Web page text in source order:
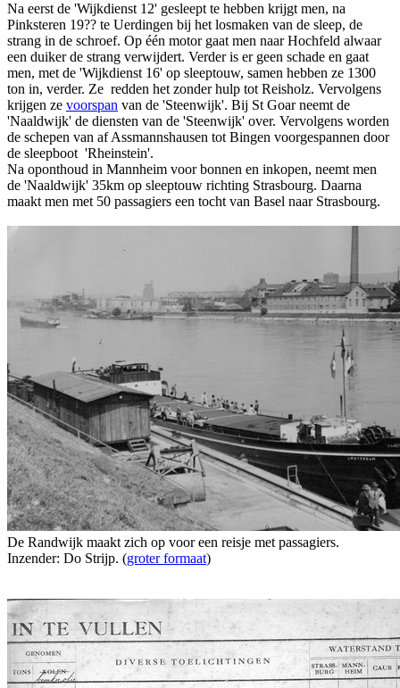
Na eerst de 'Wijkdienst 12' gesleept te hebben krijgt men, na
Pinksteren 19?? te Uerdingen bij het losmaken van de sleep, de
strang in de schroef. Op één motor gaat men naar Hochfeld alwaar
een duiker de strang verwijdert. Verder is er geen schade en gaat
men, met de 'Wijkdienst 16' op sleeptouw, samen hebben ze 1300
ton in, verder. Ze redden het zonder hulp tot Reisholz. Vervolgens
krijgen ze voorspan van de 'Steenwijk'. Bij St Goar neemt de
'Naaldwijk' de diensten van de 'Steenwijk' over. Vervolgens worden
de schepen van af Assmannshausen tot Bingen voorgespannen door
de sleepboot 'Rheinstein'.
Na oponthoud in Mannheim voor bonnen en inkopen, neemt men
de 'Naaldwijk' 35km op sleeptouw richting Strasbourg. Daarna
maakt men met 50 passagiers een tocht van Basel naar Strasbourg.
De Randwijk maakt zich op voor een reisje met passagiers.
Inzender: Do Strijp. (groter formaat)